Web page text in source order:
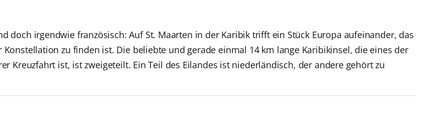
doch irgendwie französisch: Auf St. Maarten in der Karibik trifft ein Stück Europa aufeinander, das
zu finden ist. Die beliebte und gerade einmal 14 km lange Karibikinsel, die eines der
Kreuzfahrt ist, ist zweigeteilt. Ein Teil des Eilandes ist niederländisch, der andere gehört zu